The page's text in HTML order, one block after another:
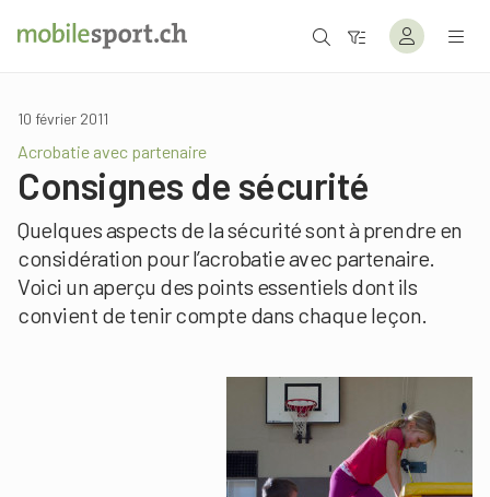
10 février 2011
Acrobatie avec partenaire
Consignes de sécurité
Quelques aspects de la sécurité sont à prendre en
considération pour l’acrobatie avec partenaire.
Voici un aperçu des points essentiels dont ils
convient de tenir compte dans chaque leçon.